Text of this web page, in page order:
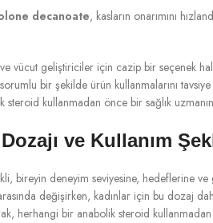
decanoate, kasların onarımını
ve vücut geliştiriciler için cazip bir seçenek
bir şekilde ürün kullanmalarını
kullanmadan önce bir sağlık
ve Kullanım
bireyin deneyim seviyesine, hedeflerine
değişirken, kadınlar için bu dozaj
herhangi bir anabolik steroid kullanmadan